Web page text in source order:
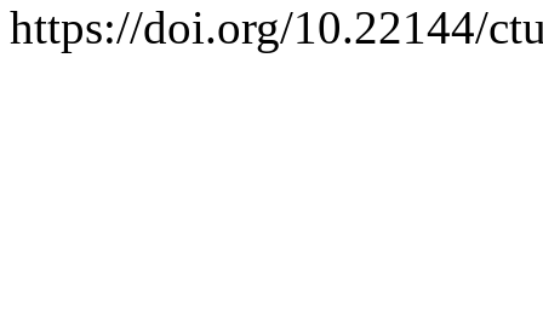
https://doi.org/10.22144/